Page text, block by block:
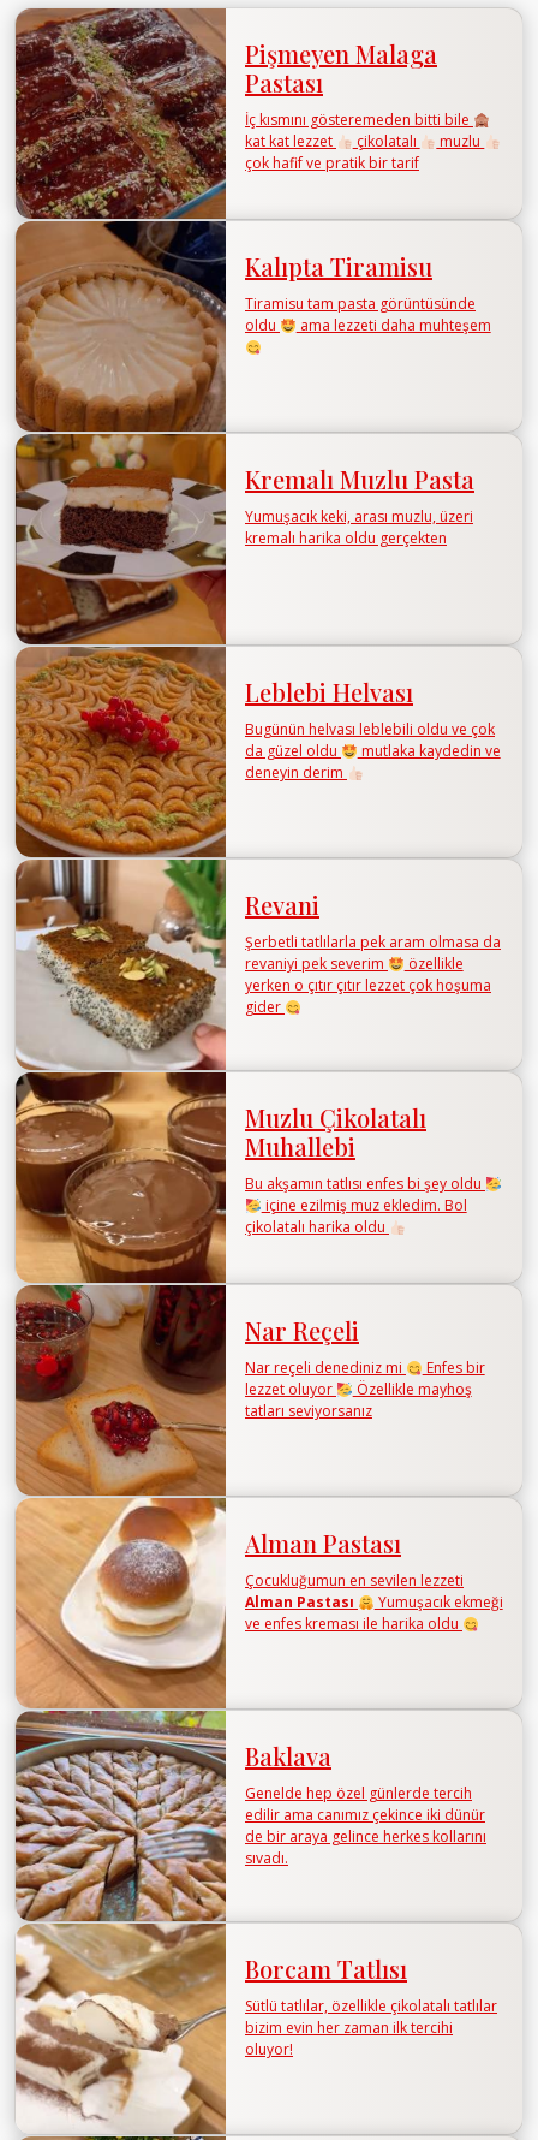
Pişmeyen Malaga
Pastası
İç kısmını gösteremeden bitti bile
kat kat lezzet
çikolatalı
muzlu
çok hafif ve pratik bir tarif
Kalıpta Tiramisu
Tiramisu tam pasta görüntüsünde
oldu
ama lezzeti daha muhteşem
Kremalı Muzlu Pasta
Yumuşacık keki, arası muzlu, üzeri
kremalı harika oldu gerçekten
Leblebi Helvası
Bugünün helvası leblebili oldu ve çok
da güzel oldu
mutlaka kaydedin ve
deneyin derim
Revani
Şerbetli tatlılarla pek aram olmasa da
revaniyi pek severim
özellikle
yerken o çıtır çıtır lezzet çok hoşuma
gider
Muzlu Çikolatalı
Muhallebi
Bu akşamın tatlısı enfes bi şey oldu
içine ezilmiş muz ekledim. Bol
çikolatalı harika oldu
Nar Reçeli
Nar reçeli denediniz mi
Enfes bir
lezzet oluyor
Özellikle mayhoş
tatları seviyorsanız
Alman Pastası
Çocukluğumun en sevilen lezzeti
Alman Pastası
Yumuşacık ekmeği
ve enfes kreması ile harika oldu
Baklava
Genelde hep özel günlerde tercih
edilir ama canımız çekince iki dünür
de bir araya gelince herkes kollarını
sıvadı.
Borcam Tatlısı
Sütlü tatlılar, özellikle çikolatalı tatlılar
bizim evin her zaman ilk tercihi
oluyor!